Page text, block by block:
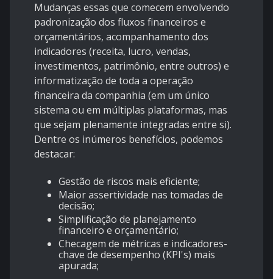
Mudanças essas que comecem envolvendo
padronização dos fluxos financeiros e
orçamentários, acompanhamento dos
indicadores (receita, lucro, vendas,
investimentos, patrimônio, entre outros) e
informatização de toda a operação
financeira da companhia (em um único
sistema ou em múltiplas plataformas, mas
que sejam plenamente integradas entre si).
Dentre os inúmeros benefícios, podemos
destacar:
Gestão de riscos mais eficiente;
Maior assertividade nas tomadas de
decisão;
Simplificação de planejamento
financeiro e orçamentário;
Checagem de métricas e indicadores-
chave de desempenho (KPI's) mais
apurada;